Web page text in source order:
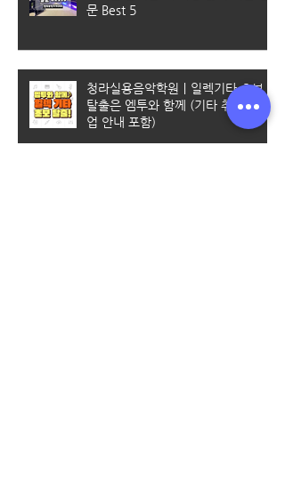
문 Best 5
청라실용음악학원｜일렉기타 초보
탈출은 엠투와 함께 (기타 취미반 수
업 안내 포함)